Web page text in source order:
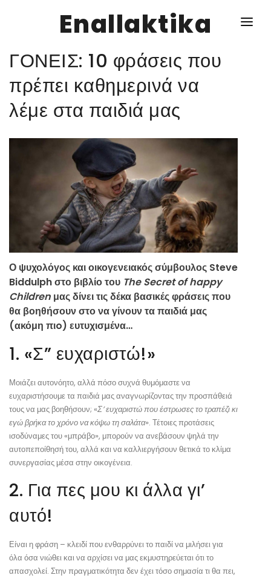
Enallaktika
NEWS
ΥΓΕΙΑ
ΕΝΑΛΛΑΚΤΙΚΑ
ΑΥΤΑΡΚΕΙΑ
ΣΧΕΣΕΙΣ
ΚΑΛΛΙΕΡΓΕΙΕΣ
ΓΟΝΕΙΣ: 10 φράσεις που
πρέπει καθημερινά να
λέμε στα παιδιά μας
Ο ψυχολόγος και οικογενειακός σύμβουλος Steve
Biddulph στο βιβλίο του The Secret of happy
Children μας δίνει τις δέκα βασικές φράσεις που
θα βοηθήσουν στο να γίνουν τα παιδιά μας
(ακόμη πιo) ευτυχισμένα…
1. «Σ” ευχαριστώ!»
Μοιάζει αυτονόητο, αλλά πόσο συχνά θυμόμαστε να
ευχαριστήσουμε τα παιδιά μας αναγνωρίζοντας την προσπάθειά
τους να μας βοηθήσουν; «Σ’ ευχαριστώ που έστρωσες το τραπέζι κι
εγώ βρήκα το χρόνο να κόψω τη σαλάτα». Τέτοιες προτάσεις
ισοδύναμες του «μπράβο», μπορούν να ανεβάσουν ψηλά την
αυτοπεποίθησή του, αλλά και να καλλιεργήσουν θετικά το κλίμα
συνεργασίας μέσα στην οικογένεια.
2. Για πες μου κι άλλα γι’
αυτό!
Είναι η φράση – κλειδί που ενθαρρύνει το παιδί να μιλήσει για
όλα όσα νιώθει και να αρχίσει να μας εκμυστηρεύεται ότι το
απασχολεί. Στην πραγματικότητα δεν έχει τόσο σημασία τι θα πει,